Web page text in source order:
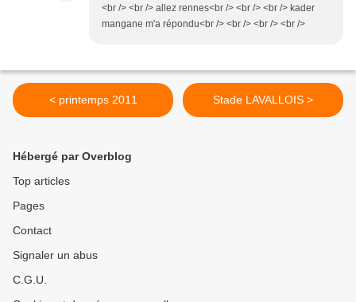
<br /> <br /> allez rennes<br /> <br /> <br /> kader
mangane m'a répondu<br /> <br /> <br /> <br />
< printemps 2011 Stade LAVALLOIS >
Hébergé par Overblog
Top articles
Pages
Contact
Signaler un abus
C.G.U.